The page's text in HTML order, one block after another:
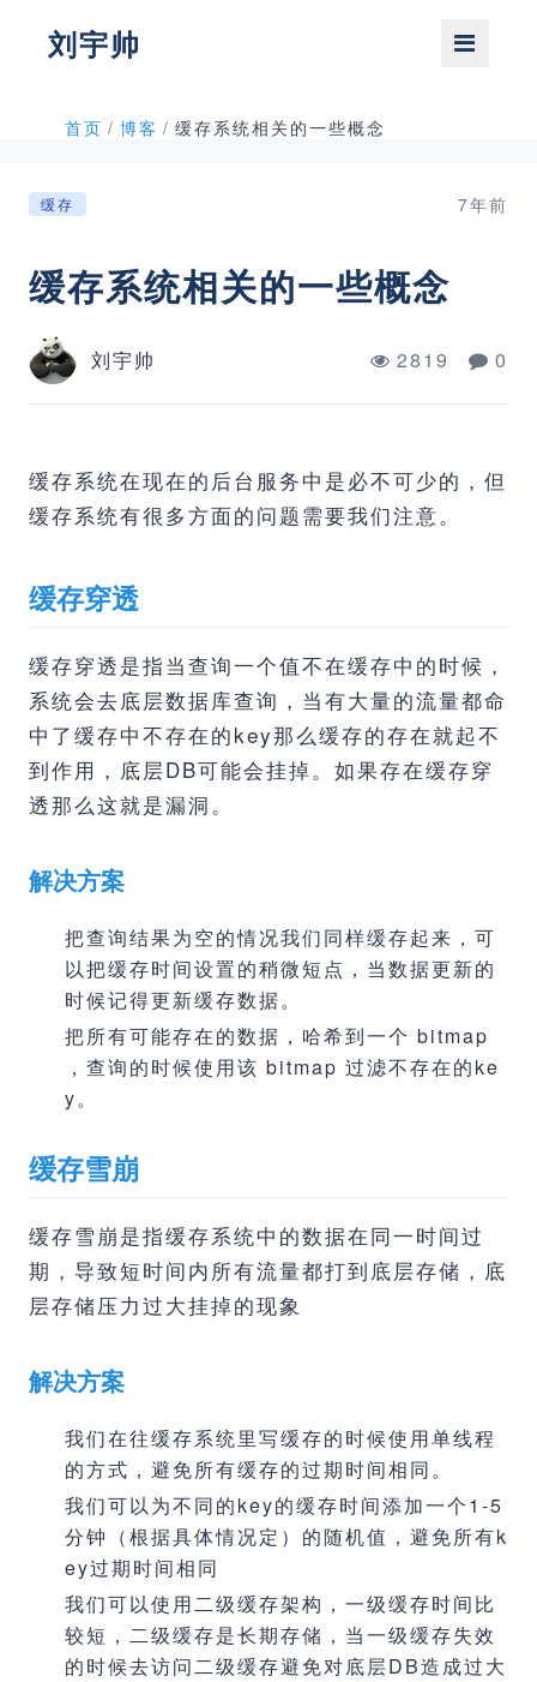
刘宇帅
首页 / 博客 / 缓存系统相关的一些概念
缓存 7年前
缓存系统相关的一些概念
刘宇帅 2819 0
缓存系统在现在的后台服务中是必不可少的，但
缓存系统有很多方面的问题需要我们注意。
缓存穿透
缓存穿透是指当查询一个值不在缓存中的时候，
系统会去底层数据库查询，当有大量的流量都命
中了缓存中不存在的key那么缓存的存在就起不
到作用，底层DB可能会挂掉。如果存在缓存穿
透那么这就是漏洞。
解决方案
把查询结果为空的情况我们同样缓存起来，可
以把缓存时间设置的稍微短点，当数据更新的
时候记得更新缓存数据。
把所有可能存在的数据，哈希到一个 bitmap
，查询的时候使用该 bitmap 过滤不存在的ke
y。
缓存雪崩
缓存雪崩是指缓存系统中的数据在同一时间过
期，导致短时间内所有流量都打到底层存储，底
层存储压力过大挂掉的现象
解决方案
我们在往缓存系统里写缓存的时候使用单线程
的方式，避免所有缓存的过期时间相同。
我们可以为不同的key的缓存时间添加一个1-5
分钟（根据具体情况定）的随机值，避免所有k
ey过期时间相同
我们可以使用二级缓存架构，一级缓存时间比
较短，二级缓存是长期存储，当一级缓存失效
的时候去访问二级缓存避免对底层DB造成过大